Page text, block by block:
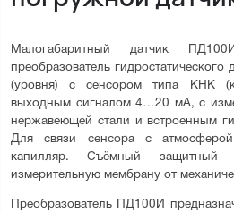
Малогабаритный датчик
преобразователь
(уровня) с сенсором типа КНК
выходным сигналом 4…20 мА, с
нержавеющей стали и встроенным
Для связи сенсора с
капилляр. Съёмный защитный
измерительную мембрану от
Преобразователь ПД100И